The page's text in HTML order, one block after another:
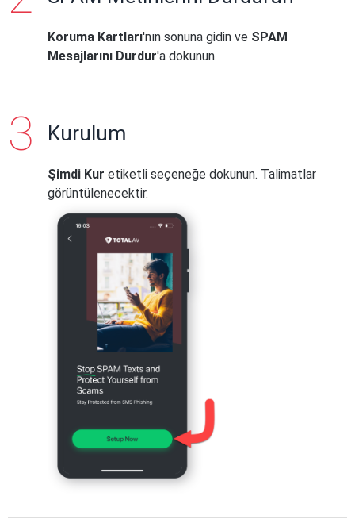
Koruma Kartları'nın sonuna gidin ve SPAM
Mesajlarını Durdur'a dokunun.
Kurulum
Şimdi Kur etiketli seçeneğe dokunun. Talimatlar
görüntülenecektir.